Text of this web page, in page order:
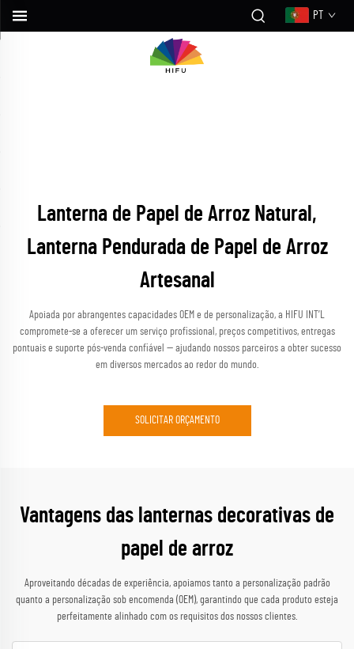
PT
Lanterna de Papel de Arroz Natural,
Lanterna Pendurada de Papel de Arroz
Artesanal
Apoiada por abrangentes capacidades OEM e de personalização, a HIFU INT’L
compromete-se a oferecer um serviço profissional, preços competitivos, entregas
pontuais e suporte pós-venda confiável — ajudando nossos parceiros a obter sucesso
em diversos mercados ao redor do mundo.
SOLICITAR ORÇAMENTO
Vantagens das lanternas decorativas de
papel de arroz
Aproveitando décadas de experiência, apoiamos tanto a personalização padrão
quanto a personalização sob encomenda (OEM), garantindo que cada produto esteja
perfeitamente alinhado com os requisitos dos nossos clientes.